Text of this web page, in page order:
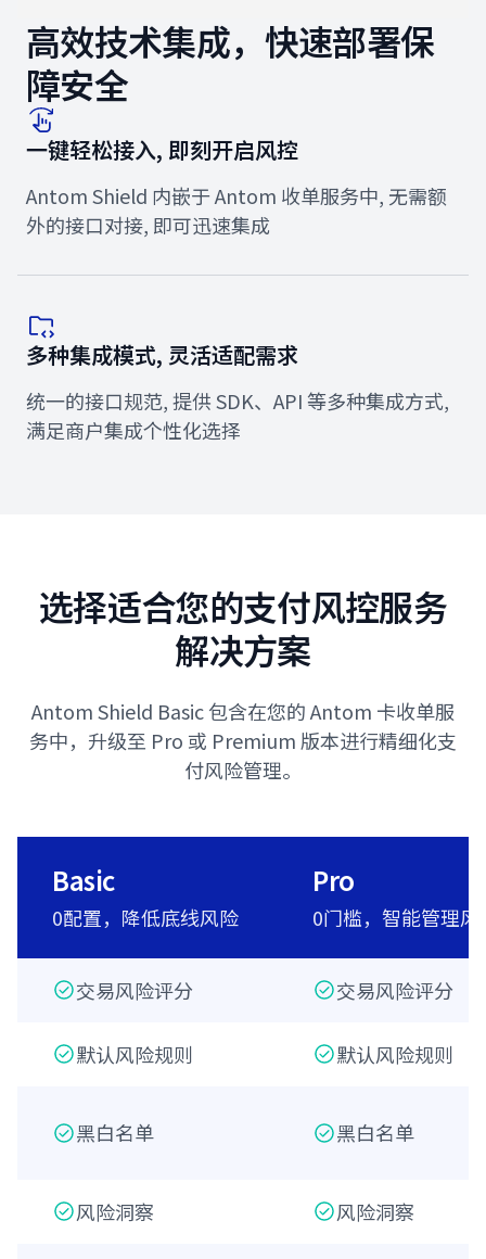
高效技术集成，快速部署保
障安全
一键轻松接入, 即刻开启风控
Antom Shield 内嵌于 Antom 收单服务中, 无需额
外的接口对接, 即可迅速集成
多种集成模式, 灵活适配需求
统一的接口规范, 提供 SDK、API 等多种集成方式,
满足商户集成个性化选择
选择适合您的支付风控服务
解决方案
Antom Shield Basic 包含在您的 Antom 卡收单服
务中，升级至 Pro 或 Premium 版本进行精细化支
付风险管理。
Basic
0配置，降低底线风险
Pro
0门槛，智能管理风
交易风险评分 交易风险评分
默认风险规则 默认风险规则
黑白名单 黑白名单
风险洞察 风险洞察